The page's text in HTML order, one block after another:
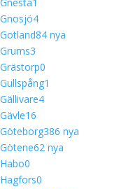
Gnosjö4
Gotland84 nya
Grums3
Grästorp0
Gullspång1
Gällivare4
Gävle16
Göteborg386 nya
Götene62 nya
Habo0
Hagfors0